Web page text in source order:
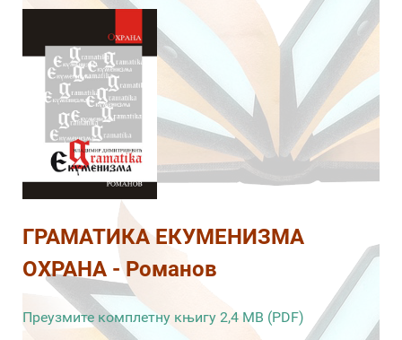
ГРАМАТИКА ЕКУМЕНИЗМА
ОХРАНА - Романов
Преузмите комплетну књигу 2,4 MB (PDF)